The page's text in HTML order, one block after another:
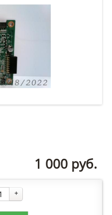
+
1 000 руб.